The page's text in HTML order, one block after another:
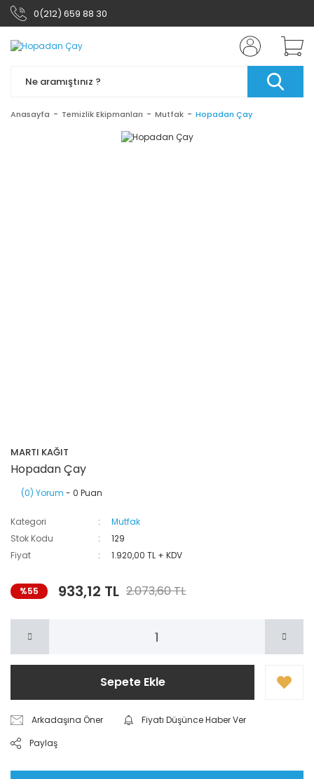
0(212) 659 88 30
Anasayfa Temizlik Ekipmanları Mutfak Hopadan Çay
MARTI KAĞIT
Hopadan Çay
(0) Yorum - 0 Puan
Kategori
Mutfak
Stok Kodu
129
Fiyat
1.920,00 TL + KDV
%55 933,12 TL 2.073,60 TL
Sepete Ekle
Arkadaşına Öner
Fiyatı Düşünce Haber Ver
Paylaş